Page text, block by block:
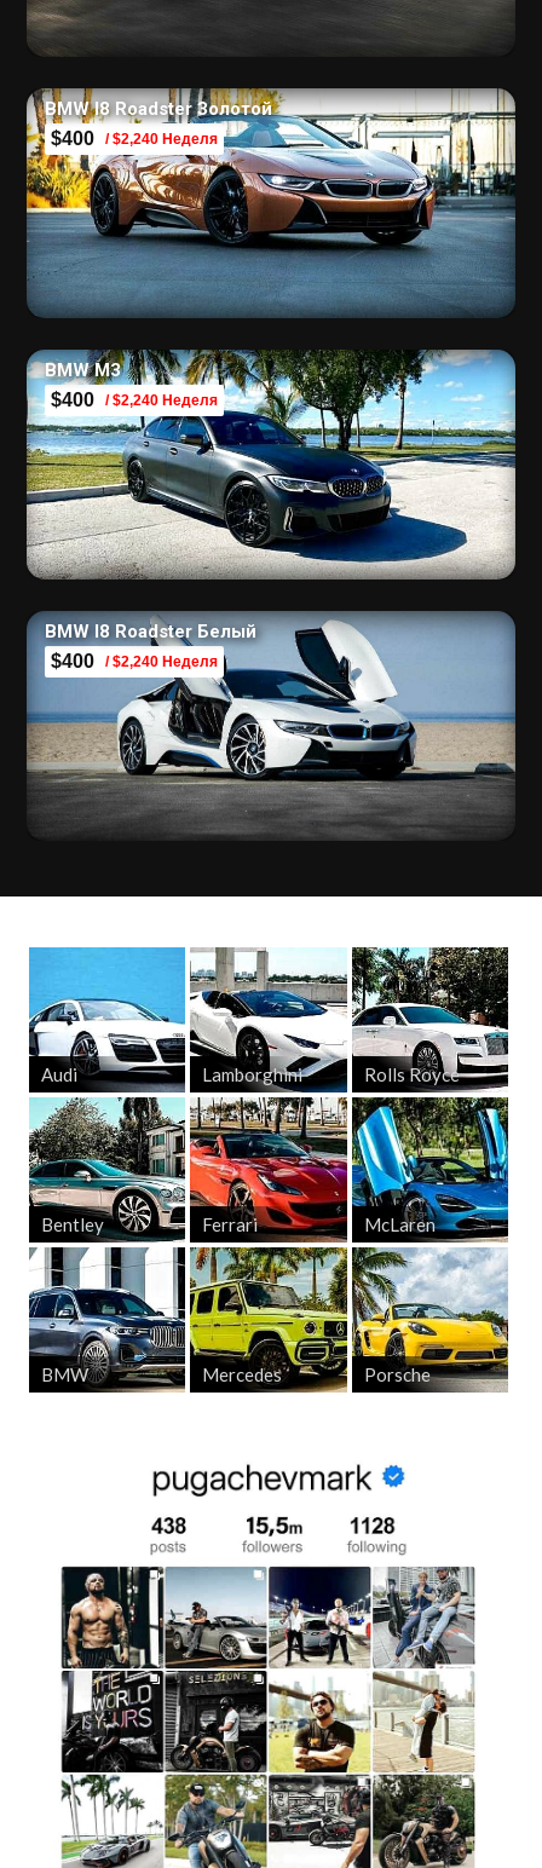
BMW I8 Roadster Золотой
$400 / $2,240 Неделя
BMW M3
$400 / $2,240 Неделя
BMW I8 Roadster Белый
$400 / $2,240 Неделя
Audi Lamborghini Rolls Royce
Bentley Ferrari McLaren
BMW Mercedes Porsche